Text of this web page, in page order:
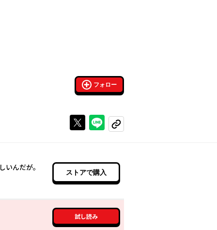
フォロー
Xで投稿するラインでシェアする
コピーする
いんだが。
ストアで購入
試し読み